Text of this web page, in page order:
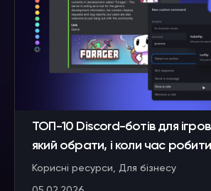
ТОП-10 Discord-ботів для
який обрати, і коли час
Корисні ресурси Для бізнесу